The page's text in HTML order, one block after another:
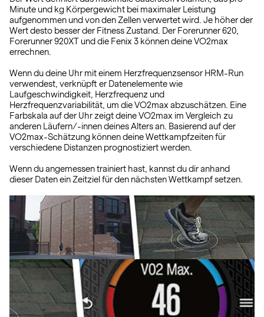
Minute und kg Körpergewicht bei maximaler Leistung
aufgenommen und von den Zellen verwertet wird. Je höher der
Wert desto besser der Fitness Zustand. Der Forerunner 620,
Forerunner 920XT und die Fenix 3 können deine VO2max
errechnen.
Wenn du deine Uhr mit einem Herzfrequenzsensor HRM-Run
verwendest, verknüpft er Datenelemente wie
Laufgeschwindigkeit, Herzfrequenz und
Herzfrequenzvariabilität, um die VO2max abzuschätzen. Eine
Farbskala auf der Uhr zeigt deine VO2max im Vergleich zu
anderen Läufern/-innen deines Alters an. Basierend auf der
VO2max-Schätzung können deine Wettkampfzeiten für
verschiedene Distanzen prognostiziert werden.
Wenn du angemessen trainiert hast, kannst du dir anhand
dieser Daten ein Zeitziel für den nächsten Wettkampf setzen.